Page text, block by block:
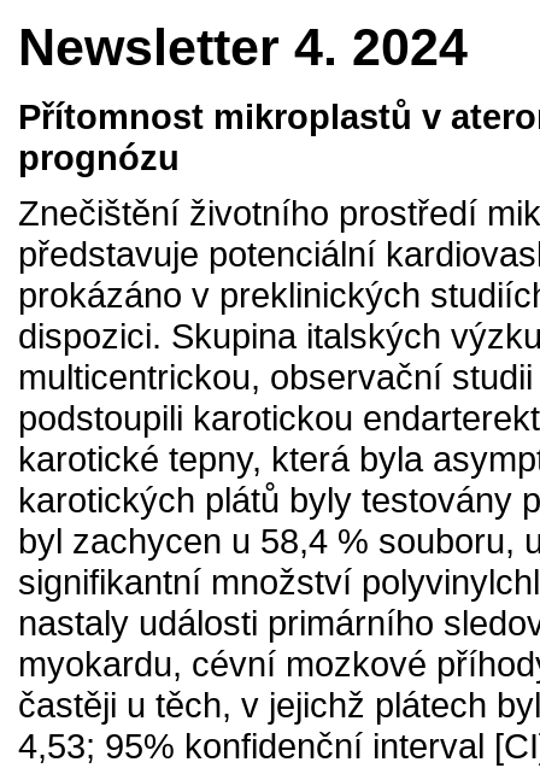
Newsletter 4. 2024
Přítomnost mikroplastů v
prognózu
Znečištění životního prostředí
představuje potenciální
prokázáno v preklinických
dispozici. Skupina italských
multicentrickou, observační
podstoupili karotickou
karotické tepny, která byla
karotických plátů byly testovány
byl zachycen u 58,4 % souboru,
signifikantní množství
nastaly události primárního
myokardu, cévní mozkové
častěji u těch, v jejichž plátech
4,53; 95% konfidenční interval